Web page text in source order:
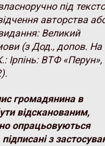
під
авторства
Великий
(з Дод., допов. На
Ірпінь: ВТФ «Перун»,
громадянина в
відсканованим,
опрацьовуються
з